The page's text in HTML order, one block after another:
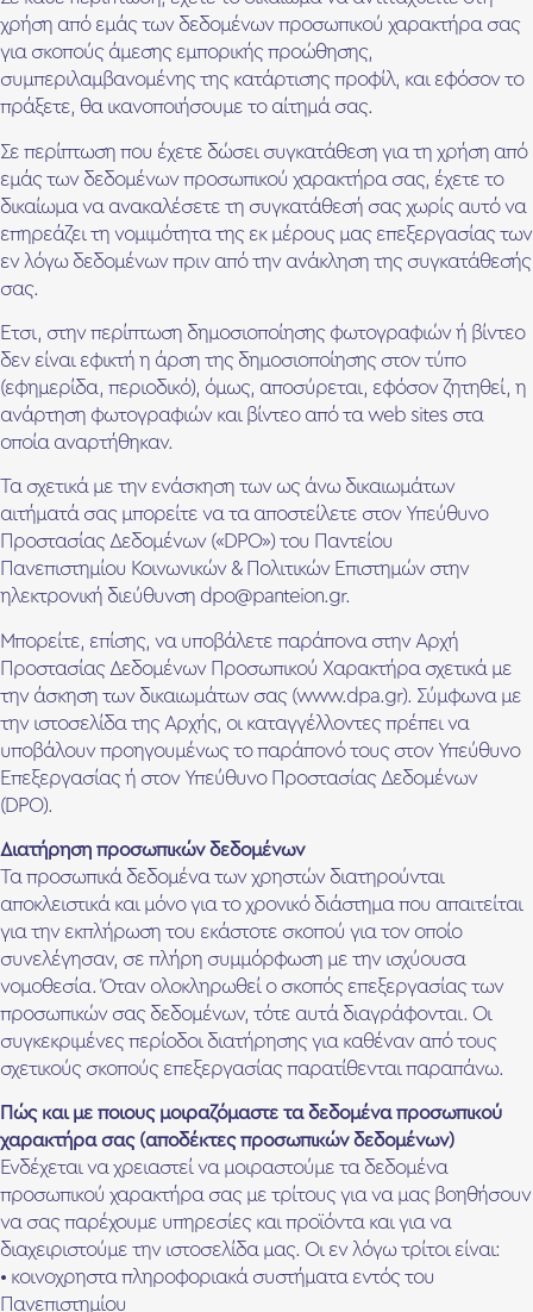
χρήση από εμάς των δεδομένων προσωπικού χαρακτήρα σας
για σκοπούς άμεσης εμπορικής προώθησης,
συμπεριλαμβανομένης της κατάρτισης προφίλ, και εφόσον το
πράξετε, θα ικανοποιήσουμε το αίτημά σας.
Σε περίπτωση που έχετε δώσει συγκατάθεση για τη χρήση από
εμάς των δεδομένων προσωπικού χαρακτήρα σας, έχετε το
δικαίωμα να ανακαλέσετε τη συγκατάθεσή σας χωρίς αυτό να
επηρεάζει τη νομιμότητα της εκ μέρους μας επεξεργασίας των
εν λόγω δεδομένων πριν από την ανάκληση της συγκατάθεσής
σας.
Έτσι, στην περίπτωση δημοσιοποίησης φωτογραφιών ή βίντεο
δεν είναι εφικτή η άρση της δημοσιοποίησης στον τύπο
(εφημερίδα, περιοδικό), όμως, αποσύρεται, εφόσον ζητηθεί, η
ανάρτηση φωτογραφιών και βίντεο από τα web sites στα
οποία αναρτήθηκαν.
Τα σχετικά με την ενάσκηση των ως άνω δικαιωμάτων
αιτήματά σας μπορείτε να τα αποστείλετε στον Υπεύθυνο
Προστασίας Δεδομένων («DPO») του Παντείου
Πανεπιστημίου Κοινωνικών & Πολιτικών Επιστημών στην
ηλεκτρονική διεύθυνση dpo@panteion.gr.
Μπορείτε, επίσης, να υποβάλετε παράπονα στην Αρχή
Προστασίας Δεδομένων Προσωπικού Χαρακτήρα σχετικά με
την άσκηση των δικαιωμάτων σας (www.dpa.gr). Σύμφωνα με
την ιστοσελίδα της Αρχής, οι καταγγέλλοντες πρέπει να
υποβάλουν προηγουμένως το παράπονό τους στον Υπεύθυνο
Επεξεργασίας ή στον Υπεύθυνο Προστασίας Δεδομένων
(DPO).
Διατήρηση προσωπικών δεδομένων
Τα προσωπικά δεδομένα των χρηστών διατηρούνται
αποκλειστικά και μόνο για το χρονικό διάστημα που απαιτείται
για την εκπλήρωση του εκάστοτε σκοπού για τον οποίο
συνελέγησαν, σε πλήρη συμμόρφωση με την ισχύουσα
νομοθεσία. Όταν ολοκληρωθεί ο σκοπός επεξεργασίας των
προσωπικών σας δεδομένων, τότε αυτά διαγράφονται. Οι
συγκεκριμένες περίοδοι διατήρησης για καθέναν από τους
σχετικούς σκοπούς επεξεργασίας παρατίθενται παραπάνω.
Πώς και με ποιους μοιραζόμαστε τα δεδομένα προσωπικού
χαρακτήρα σας (αποδέκτες προσωπικών δεδομένων)
Ενδέχεται να χρειαστεί να μοιραστούμε τα δεδομένα
προσωπικού χαρακτήρα σας με τρίτους για να μας βοηθήσουν
να σας παρέχουμε υπηρεσίες και προϊόντα και για να
διαχειριστούμε την ιστοσελίδα μας. Οι εν λόγω τρίτοι είναι:
• κοινοχρηστα πληροφοριακά συστήματα εντός του
Πανεπιστημίου